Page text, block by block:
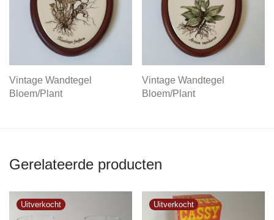
Vintage Wandtegel
Bloem/Plant
Vintage Wandtegel
Bloem/Plant
Gerelateerde producten